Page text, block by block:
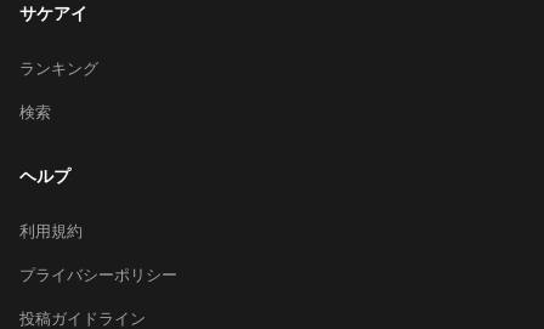
サケアイ
ランキング
検索
ヘルプ
利用規約
プライバシーポリシー
投稿ガイドライン